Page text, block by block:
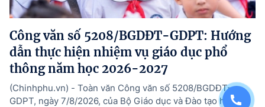
Công văn số 5208/BGDĐT-GDPT: Hướng
dẫn thực hiện nhiệm vụ giáo dục phổ
thông năm học 2026-2027
(Chinhphu.vn) - Toàn văn Công văn số 5208/BGDĐT-
GDPT, ngày 7/8/2026, của Bộ Giáo dục và Đào tạo hướng